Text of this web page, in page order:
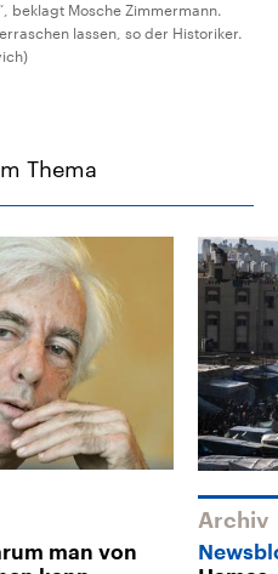
beklagt Mosche Zimmermann.
lassen, so der Historiker.
Thema
man von
Archiv